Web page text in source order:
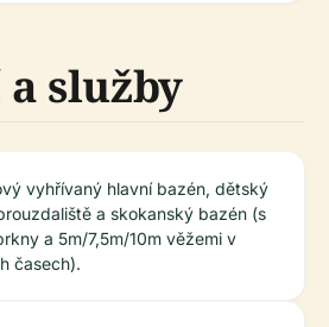
služby
vyhřívaný hlavní bazén, dětský
a skokanský bazén (s
a 5m/7,5m/10m věžemi v
časech).